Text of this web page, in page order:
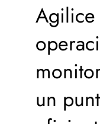
Agilice
un